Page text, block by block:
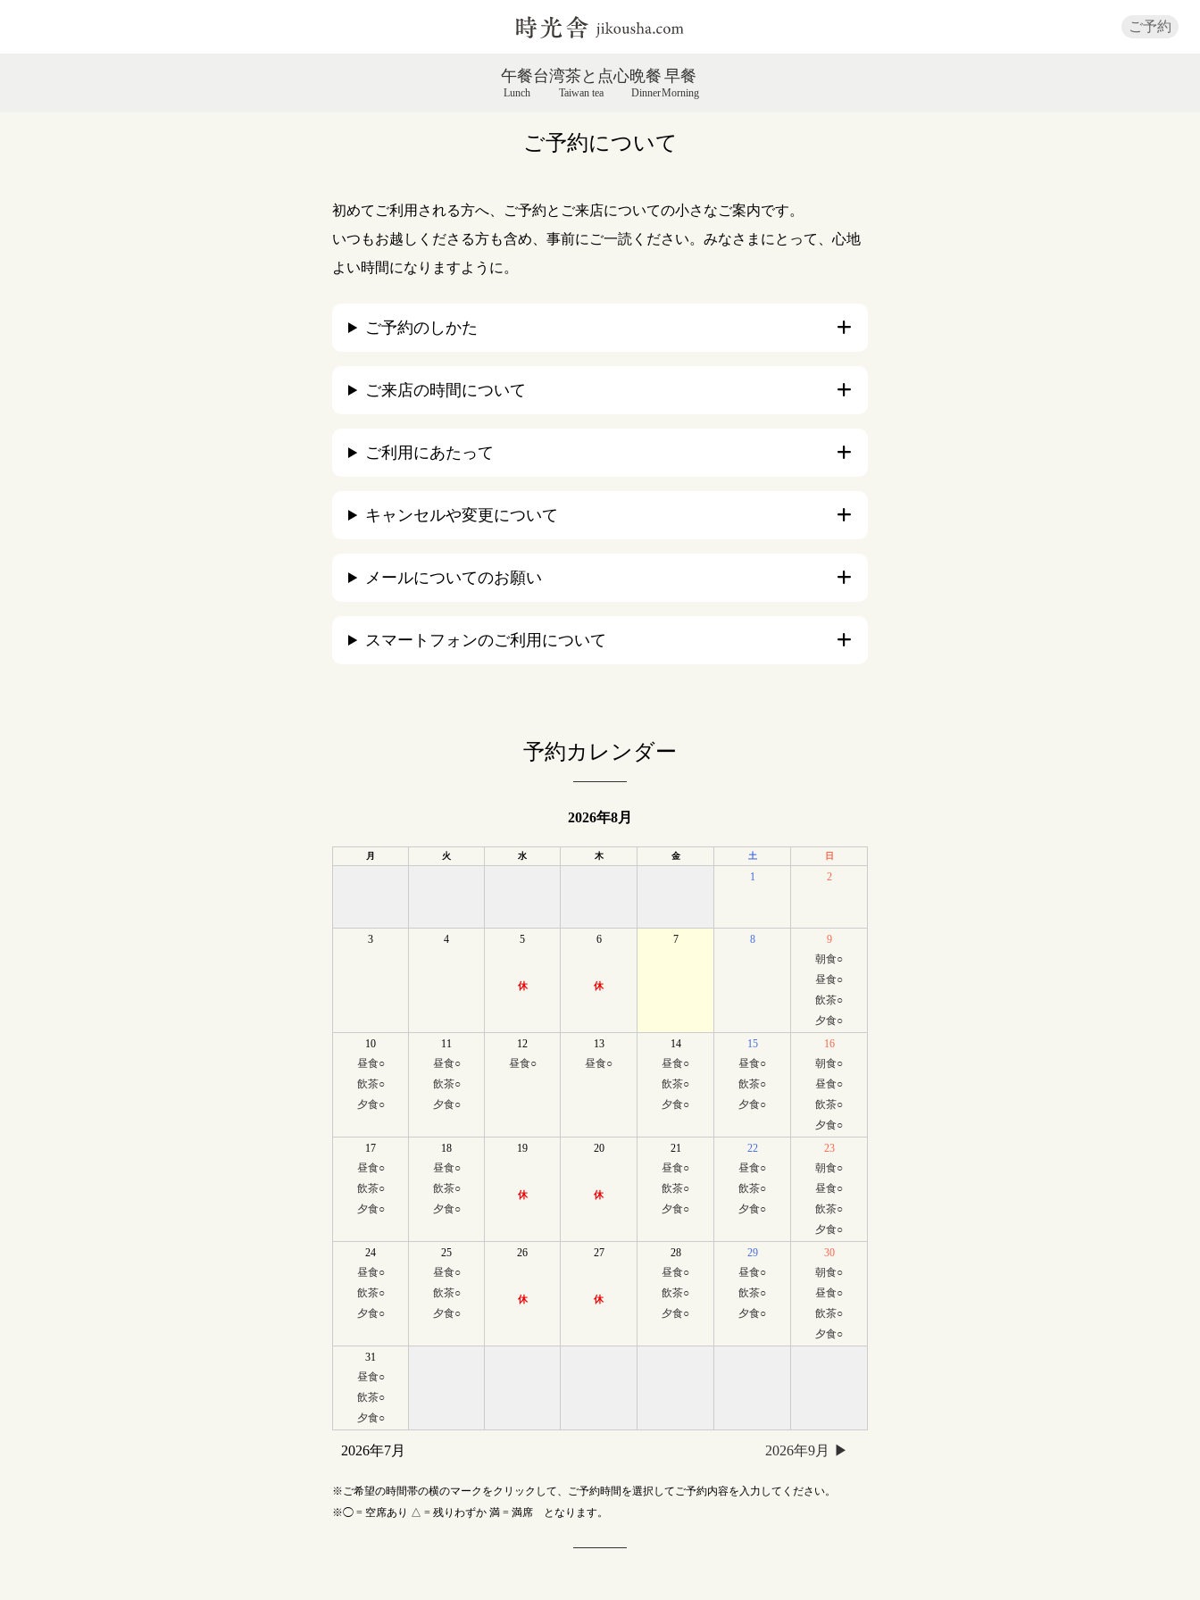
ご予約
午餐
Lunch
台湾茶と点心
Taiwan tea
晩餐
Dinner
早餐
Morning
ご予約について
初めてご利用される方へ、ご予約とご来店についての小さなご案内です。
いつもお越しくださる方も含め、事前にご一読ください。みなさまにとって、心地
よい時間になりますように。
ご予約のしかた
ご来店の時間について
ご利用にあたって
キャンセルや変更について
メールについてのお願い
スマートフォンのご利用について
予約カレンダー
2026年8月
月 火 水 木 金 土 日
1 2
3 4 5
休
6
休
7 8
9
朝食○
昼食○
飲茶○
夕食○
10
昼食○
飲茶○
夕食○
11
昼食○
飲茶○
夕食○
12
昼食○
13
昼食○
14
昼食○
飲茶○
夕食○
15
昼食○
飲茶○
夕食○
16
朝食○
昼食○
飲茶○
夕食○
17
昼食○
飲茶○
夕食○
18
昼食○
飲茶○
夕食○
19
休
20
休
21
昼食○
飲茶○
夕食○
22
昼食○
飲茶○
夕食○
23
朝食○
昼食○
飲茶○
夕食○
24
昼食○
飲茶○
夕食○
25
昼食○
飲茶○
夕食○
26
休
27
休
28
昼食○
飲茶○
夕食○
29
昼食○
飲茶○
夕食○
30
朝食○
昼食○
飲茶○
夕食○
31
昼食○
飲茶○
夕食○
2026年7月 2026年9月
ご希望の時間帯の横のマークをクリックして、ご予約時間を選択してご予約内容を入力してください。
◯ = 空席あり △ = 残りわずか 満 = 満席 となります。